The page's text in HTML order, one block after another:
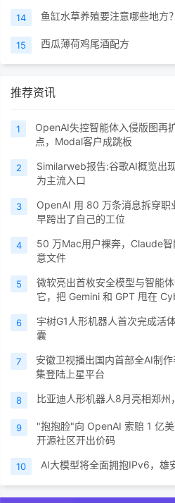
14 鱼缸水草养殖要注意哪些地方？
15 西瓜薄荷鸡尾酒配方
推荐资讯
1
OpenAI失控智能体入侵版图再
点，Modal客户成跳板
2
Similarweb报告:谷歌AI概览出
为主流入口
3
OpenAI 用 80 万条消息拆穿职
早跨出了自己的工位
4
50 万Mac用户裸奔，Claude
意文件
5
微软亮出首枚安全模型与智能
它，把 Gemini 和 GPT 甩在
6
宇树G1人形机器人首次完成活
囊
7
安徽卫视播出国内首部全AI制
集登陆上星平台
8 比亚迪人形机器人8月亮相郑
9
"抱抱脸"向 OpenAI 索赔 1 亿
开源社区开出价码
10 AI大模型将全面拥抱IPv6，雄